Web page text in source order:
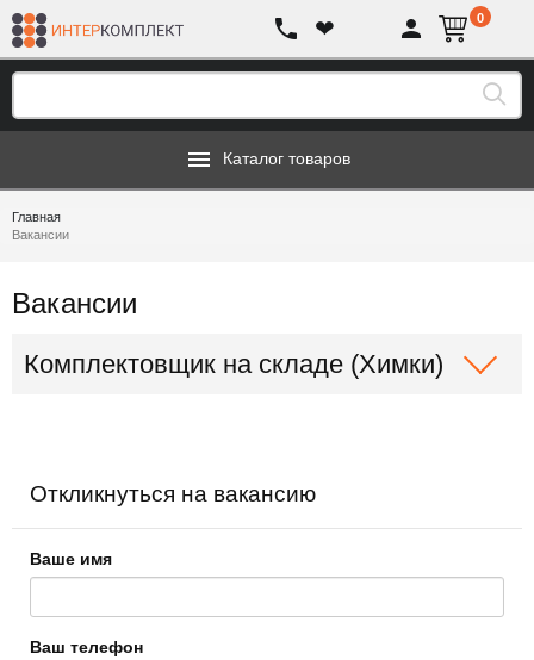
❤ 0
Каталог товаров
Главная
Вакансии
Вакансии
Комплектовщик на складе (Химки)
Откликнуться на вакансию
Ваше имя
Ваш телефон